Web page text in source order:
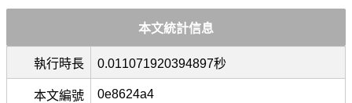
本文統計信息
執行時長 0.011071920394897秒
本文編號 0e8624a4